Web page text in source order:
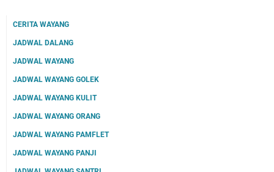
CERITA WAYANG
JADWAL DALANG
JADWAL WAYANG
JADWAL WAYANG GOLEK
JADWAL WAYANG KULIT
JADWAL WAYANG ORANG
JADWAL WAYANG PAMFLET
JADWAL WAYANG PANJI